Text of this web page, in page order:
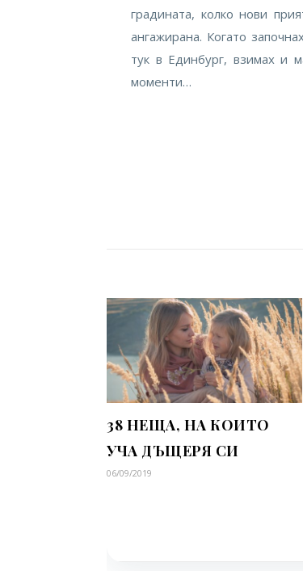
градината, колко нови
ангажирана. Когато
тук в Единбург, взимах и
моменти…
38 НЕЩА, НА КОИТО
УЧА ДЪЩЕРЯ СИ
06/09/2019